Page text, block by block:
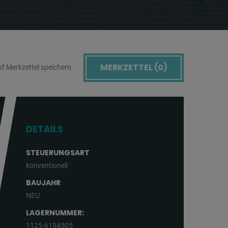
Merkzettel speichern MERKZETTEL (0)
DETAILS
STEUERUNGSART
konventionell
BAUJAHR
NEU
LAGERNUMMER:
1125-6194505